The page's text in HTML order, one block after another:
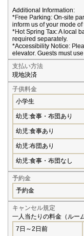
Additional Information:
*Free Parking: On-site
inform us of your mode
*Hot Spring Tax: A local
required separately.
*Accessibility Notice:
elevator. Guests must
支払い方法
現地決済
子供料金
小学生
幼児:食事・布団あり
幼児:食事あり
幼児:布団あり
幼児:食事・布団なし
予約金
予約金
キャンセル規定
一人当たりの料金（ルー
7日～2日前